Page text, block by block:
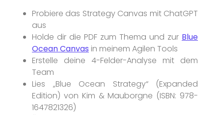
Probiere das Strategy Canvas mit ChatGPT
aus
Holde dir die PDF zum Thema und zur Blue
Ocean Canvas in meinem Agilen Tools
Erstelle deine 4-Felder-Analyse mit dem
Team
Lies „Blue Ocean Strategy“ (Expanded
Edition) von Kim & Mauborgne (ISBN: 978-
1647821326)